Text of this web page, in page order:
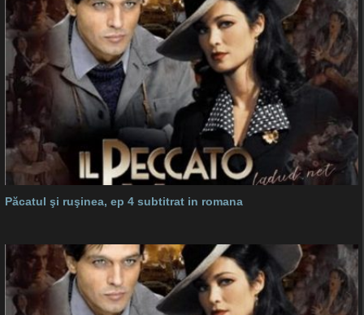
Păcatul şi ruşinea, ep 4 subtitrat in romana